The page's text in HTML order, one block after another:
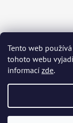
Tento web
tohoto webu
informací zde.
Čeština
Język polski
Português